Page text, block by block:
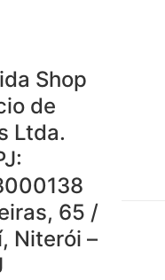
Shop
de
Ltda.
65 /
Niterói –